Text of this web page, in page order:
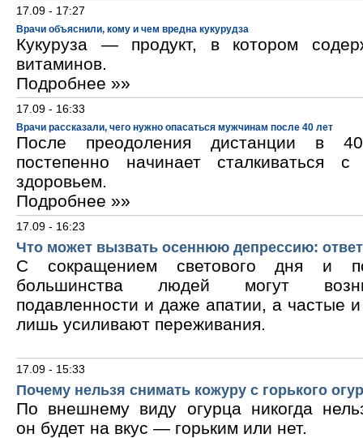
17.09 - 17:27
Врачи объяснили, кому и чем вредна кукурудза
Кукуруза — продукт, в котором
витаминов.
Подробнее »»
17.09 - 16:33
Врачи рассказали, чего нужно опасаться мужчинам после 40 лет
После преодоления дистанции в
постепенно начинает сталкиваться
здоровьем.
Подробнее »»
17.09 - 16:23
Что может вызвать осеннюю депрессию:
С сокращением светового дня и
большинства людей могут
подавленности и даже апатии, а частые
лишь усиливают переживания.
17.09 - 15:33
Почему нельзя снимать кожуру с горького
По внешнему виду огурца никогда
он будет на вкус — горьким или нет.